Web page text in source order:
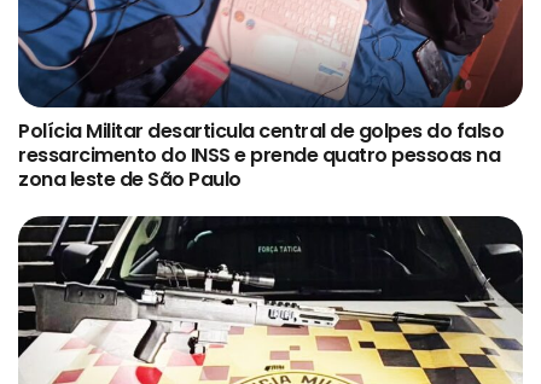
Polícia Militar desarticula central de golpes do falso
ressarcimento do INSS e prende quatro pessoas na
zona leste de São Paulo